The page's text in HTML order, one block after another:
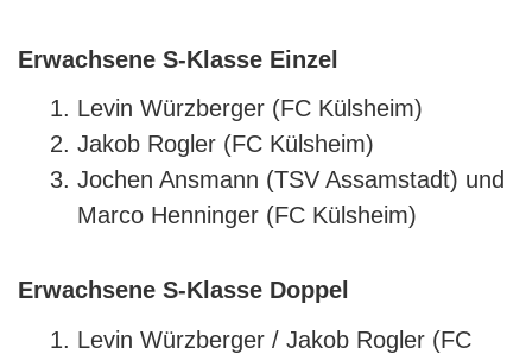
Erwachsene S-Klasse Einzel
Levin Würzberger (FC Külsheim)
Jakob Rogler (FC Külsheim)
Jochen Ansmann (TSV Assamstadt) und
Marco Henninger (FC Külsheim)
Erwachsene S-Klasse Doppel
Levin Würzberger / Jakob Rogler (FC